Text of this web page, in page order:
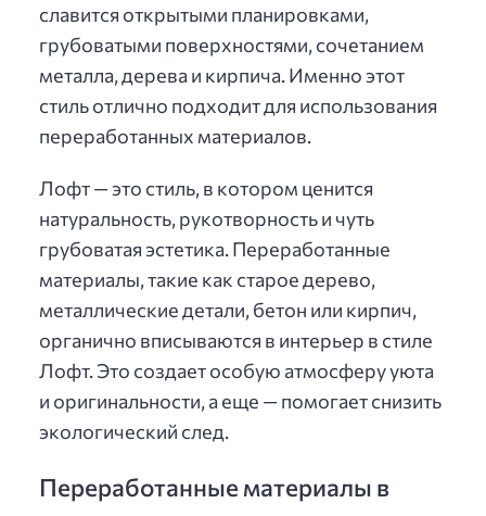
славится открытыми планировками,
грубоватыми поверхностями, сочетанием
металла, дерева и кирпича. Именно этот
стиль отлично подходит для использования
переработанных материалов.
Лофт — это стиль, в котором ценится
натуральность, рукотворность и чуть
грубоватая эстетика. Переработанные
материалы, такие как старое дерево,
металлические детали, бетон или кирпич,
органично вписываются в интерьер в стиле
Лофт. Это создает особую атмосферу уюта
и оригинальности, а еще — помогает снизить
экологический след.
Переработанные материалы в